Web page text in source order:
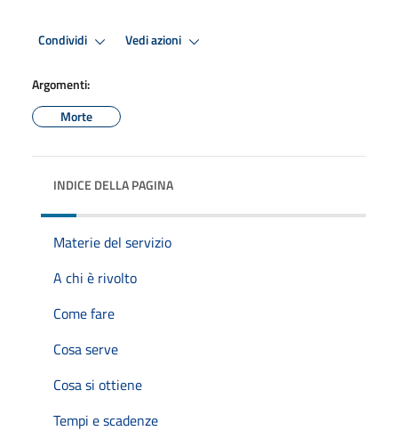
Condividi Vedi azioni
Argomenti:
Morte
INDICE DELLA PAGINA
Materie del servizio
A chi è rivolto
Come fare
Cosa serve
Cosa si ottiene
Tempi e scadenze